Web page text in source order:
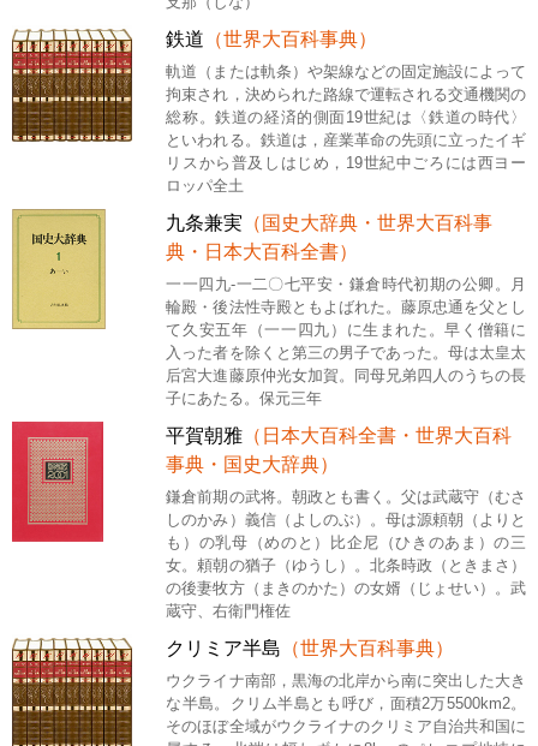
鉄道 （世界大百科事典）
軌道（または軌条）や架線などの固定施設によって
拘束され，決められた路線で運転される交通機関の
総称。鉄道の経済的側面19世紀は〈鉄道の時代〉
といわれる。鉄道は，産業革命の先頭に立ったイギ
リスから普及しはじめ，19世紀中ごろには西ヨー
ロッパ全土
九条兼実 （国史大辞典・世界大百科事
典・日本大百科全書）
一一四九-一二〇七平安・鎌倉時代初期の公卿。月
輪殿・後法性寺殿ともよばれた。藤原忠通を父とし
て久安五年（一一四九）に生まれた。早く僧籍に
入った者を除くと第三の男子であった。母は太皇太
后宮大進藤原仲光女加賀。同母兄弟四人のうちの長
子にあたる。保元三年
平賀朝雅 （日本大百科全書・世界大百科
事典・国史大辞典）
鎌倉前期の武将。朝政とも書く。父は武蔵守（むさ
しのかみ）義信（よしのぶ）。母は源頼朝（よりと
も）の乳母（めのと）比企尼（ひきのあま）の三
女。頼朝の猶子（ゆうし）。北条時政（ときまさ）
の後妻牧方（まきのかた）の女婿（じょせい）。武
蔵守、右衛門権佐
クリミア半島 （世界大百科事典）
ウクライナ南部，黒海の北岸から南に突出した大き
な半島。クリム半島とも呼び，面積2万5500km2。
そのほぼ全域がウクライナのクリミア自治共和国に